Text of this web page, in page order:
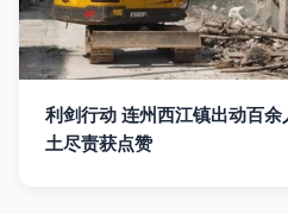
利剑行动 连州西江镇出动百
土尽责获点赞